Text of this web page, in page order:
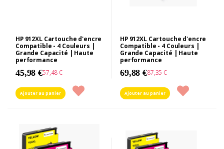
HP 912XL Cartouche d'encre
Compatible - 4 Couleurs |
Grande Capacité | Haute
performance
45,98 €57,48 €
Ajouter au panier
HP 912XL Cartouche d'encre
Compatible - 4 Couleurs |
Grande Capacité | Haute
performance
69,88 €87,35 €
Ajouter au panier